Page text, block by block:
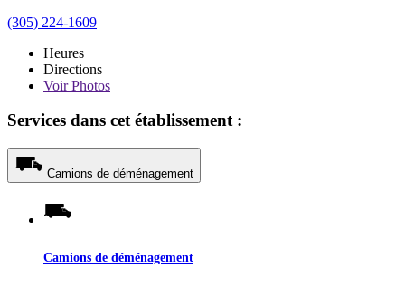
(305) 224-1609
Heures
Directions
VoirPhotos
Services dans cet établissement :
Camions de déménagement
Camions de déménagement